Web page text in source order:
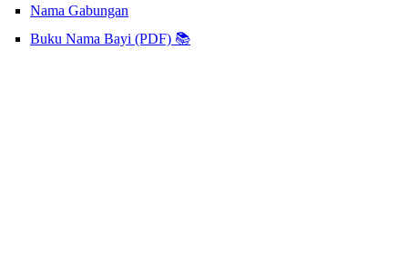
Nama Gabungan
Buku Nama Bayi (PDF) 📚